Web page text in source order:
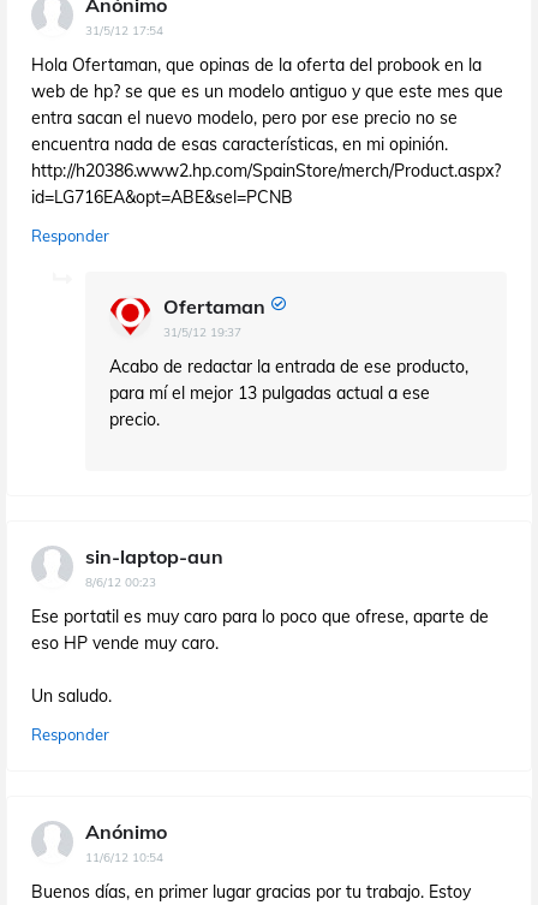
Anónimo
31/5/12 17:54
Hola Ofertaman, que opinas de la oferta del probook en la
web de hp? se que es un modelo antiguo y que este mes que
entra sacan el nuevo modelo, pero por ese precio no se
encuentra nada de esas características, en mi opinión.
http://h20386.www2.hp.com/SpainStore/merch/Product.aspx?
id=LG716EA&opt=ABE&sel=PCNB
Responder
Ofertaman
31/5/12 19:37
Acabo de redactar la entrada de ese producto,
para mí el mejor 13 pulgadas actual a ese
precio.
sin-laptop-aun
8/6/12 00:23
Ese portatil es muy caro para lo poco que ofrese, aparte de
eso HP vende muy caro.
Un saludo.
Responder
Anónimo
11/6/12 10:54
Buenos días, en primer lugar gracias por tu trabajo. Estoy